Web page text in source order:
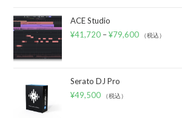
ACE Studio
¥41,720 –¥79,600 （税込）
Serato DJ Pro
¥49,500 （税込）